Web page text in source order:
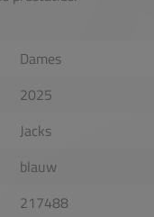
Dames
2025
Jacks
blauw
217488